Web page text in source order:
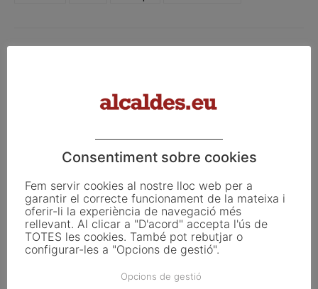
El Govern central no acull
l’”Aquarius” malgrat l’oferta de
Barcelona
Fòssils juràssics únics a
desaparèixer al Berguedà
Articles relacionats
Pals reclama revisar el decret dels
Consentiment sobre cookies
Fem servir cookies al nostre lloc web per a
garantir el correcte funcionament de la mateixa i
oferir-li la experiència de navegació més
rellevant. Al clicar a "D'acord" accepta l'ús de
TOTES les cookies. També pot rebutjar o
configurar-les a "Opcions de gestió".
Opcions de gestió